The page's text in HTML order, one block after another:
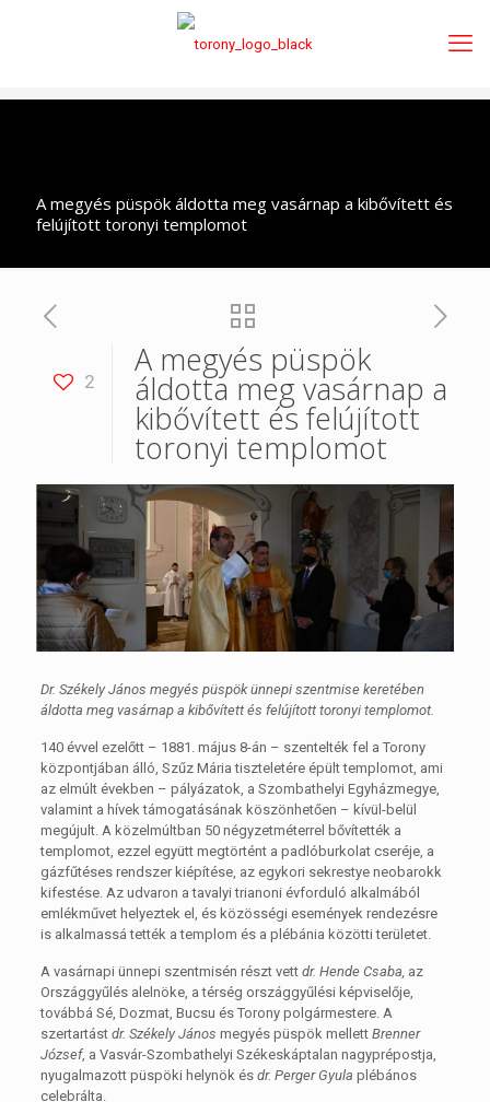
A megyés püspök áldotta meg vasárnap a kibővített és
felújított toronyi templomot
2
A megyés püspök
áldotta meg vasárnap a
kibővített és felújított
toronyi templomot
Dr. Székely János megyés püspök ünnepi szentmise keretében
áldotta meg vasárnap a kibővített és felújított toronyi templomot.
140 évvel ezelőtt – 1881. május 8-án – szentelték fel a Torony
központjában álló, Szűz Mária tiszteletére épült templomot, ami
az elmúlt években – pályázatok, a Szombathelyi Egyházmegye,
valamint a hívek támogatásának köszönhetően – kívül-belül
megújult. A közelmúltban 50 négyzetméterrel bővítették a
templomot, ezzel együtt megtörtént a padlóburkolat cseréje, a
gázfűtéses rendszer kiépítése, az egykori sekrestye neobarokk
kifestése. Az udvaron a tavalyi trianoni évforduló alkalmából
emlékművet helyeztek el, és közösségi események rendezésre
is alkalmassá tették a templom és a plébánia közötti területet.
A vasárnapi ünnepi szentmisén részt vett dr. Hende Csaba, az
Országgyűlés alelnöke, a térség országgyűlési képviselője,
továbbá Sé, Dozmat, Bucsu és Torony polgármestere. A
szertartást dr. Székely János megyés püspök mellett Brenner
József, a Vasvár-Szombathelyi Székeskáptalan nagyprépostja,
nyugalmazott püspöki helynök és dr. Perger Gyula plébános
celebrálta.